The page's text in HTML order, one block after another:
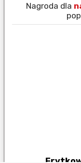
Nagroda dla